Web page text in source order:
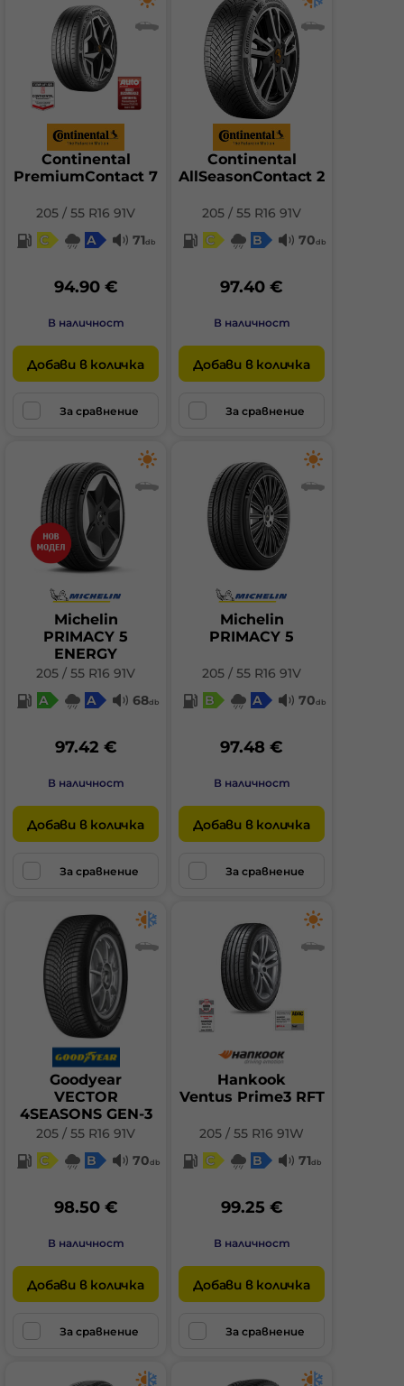
Continental
PremiumContact 7
205 / 55 R16 91V
C
A 71db
94.90 €
В наличност
Добави в количка
За сравнение
Continental
AllSeasonContact 2
205 / 55 R16 91V
C
B 70db
97.40 €
В наличност
Добави в количка
За сравнение
Michelin
PRIMACY 5
ENERGY
205 / 55 R16 91V
A
A 68db
97.42 €
В наличност
Добави в количка
За сравнение
Michelin
PRIMACY 5
205 / 55 R16 91V
B
A 70db
97.48 €
В наличност
Добави в количка
За сравнение
Goodyear
VECTOR
4SEASONS GEN-3
205 / 55 R16 91V
C
B 70db
98.50 €
В наличност
Добави в количка
За сравнение
Hankook
Ventus Prime3 RFT
205 / 55 R16 91W
C
B 71db
99.25 €
В наличност
Добави в количка
За сравнение